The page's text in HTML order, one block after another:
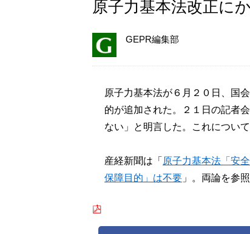
原子力基本法改正に
GEPR編集部
原子力基本法が６月２０日、国
的が追加された。２１日の記者
ない」と明言した。これについ
産経新聞は 「 原子力基本法「安
保障目的」は不要 」 。両論を参